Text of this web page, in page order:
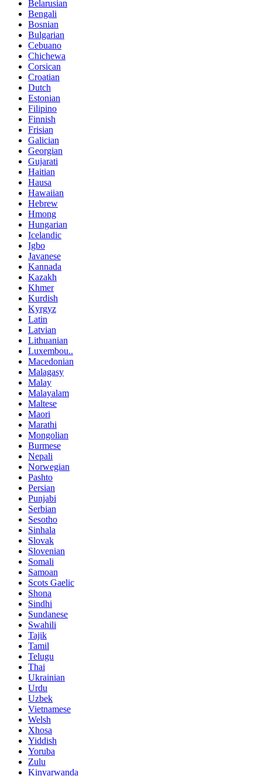
Belarusian
Bengali
Bosnian
Bulgarian
Cebuano
Chichewa
Corsican
Croatian
Dutch
Estonian
Filipino
Finnish
Frisian
Galician
Georgian
Gujarati
Haitian
Hausa
Hawaiian
Hebrew
Hmong
Hungarian
Icelandic
Igbo
Javanese
Kannada
Kazakh
Khmer
Kurdish
Kyrgyz
Latin
Latvian
Lithuanian
Luxembou..
Macedonian
Malagasy
Malay
Malayalam
Maltese
Maori
Marathi
Mongolian
Burmese
Nepali
Norwegian
Pashto
Persian
Punjabi
Serbian
Sesotho
Sinhala
Slovak
Slovenian
Somali
Samoan
Scots Gaelic
Shona
Sindhi
Sundanese
Swahili
Tajik
Tamil
Telugu
Thai
Ukrainian
Urdu
Uzbek
Vietnamese
Welsh
Xhosa
Yiddish
Yoruba
Zulu
Kinyarwanda